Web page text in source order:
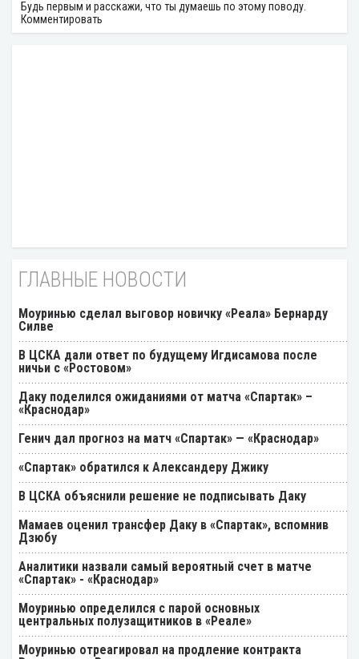
Будь первым и расскажи, что ты думаешь по этому поводу.
Комментировать
ГЛАВНЫЕ НОВОСТИ
Моуринью сделал выговор новичку «Реала» Бернарду
Силве
В ЦСКА дали ответ по будущему Игдисамова после
ничьи с «Ростовом»
Даку поделился ожиданиями от матча «Спартак» –
«Краснодар»
Генич дал прогноз на матч «Спартак» — «Краснодар»
«Спартак» обратился к Александеру Джику
В ЦСКА объяснили решение не подписывать Даку
Мамаев оценил трансфер Даку в «Спартак», вспомнив
Дзюбу
Аналитики назвали самый вероятный счет в матче
«Спартак» - «Краснодар»
Моуринью определился с парой основных
центральных полузащитников в «Реале»
Моуринью отреагировал на продление контракта